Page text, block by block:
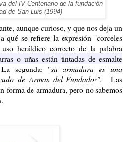
del IV Centenario de la fundación
de San Luis (1994)
aunque curioso, y que nos deja un
qué se refiere la expresión "corceles
heráldico correcto de la palabra
o uñas están tintadas de esmalte
segunda: "su armadura es una
de Armas del Fundador".
Las
forma de armadura, pero no sabemos